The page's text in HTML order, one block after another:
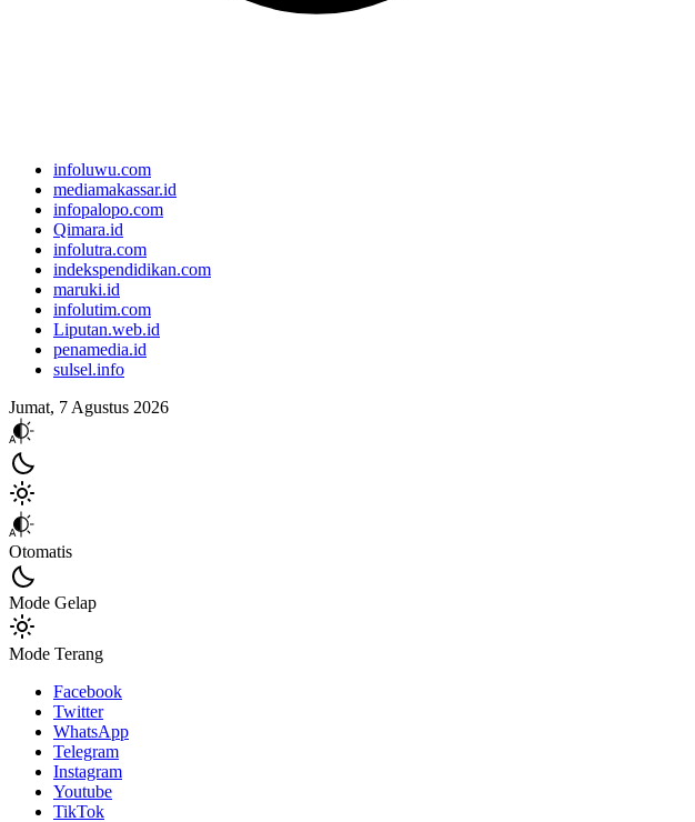
infoluwu.com
mediamakassar.id
infopalopo.com
Qimara.id
infolutra.com
indekspendidikan.com
maruki.id
infolutim.com
Liputan.web.id
penamedia.id
sulsel.info
Jumat, 7 Agustus 2026
Otomatis
Mode Gelap
Mode Terang
Facebook
Twitter
WhatsApp
Telegram
Instagram
Youtube
TikTok